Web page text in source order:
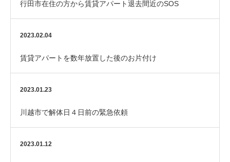
行田市在住の方から賃貸アパート退去間近のSOS
2023.02.04
賃貸アパートを数年放置した後のお片付け
2023.01.23
川越市で解体日４日前の緊急依頼
2023.01.12